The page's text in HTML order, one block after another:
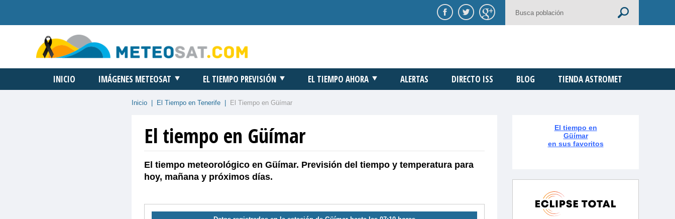
INICIO IMÁGENES METEOSAT EL TIEMPO PREVISIÓN EL TIEMPO AHORA ALERTAS DIRECTO ISS BLOG TIENDA ASTROMET
Inicio El Tiempo en Tenerife El Tiempo en Güímar
El tiempo en Güímar
El tiempo meteorológico en Güímar. Previsión del tiempo y temperatura para
hoy, mañana y próximos días.
El tiempo en
Güímar
en sus favoritos